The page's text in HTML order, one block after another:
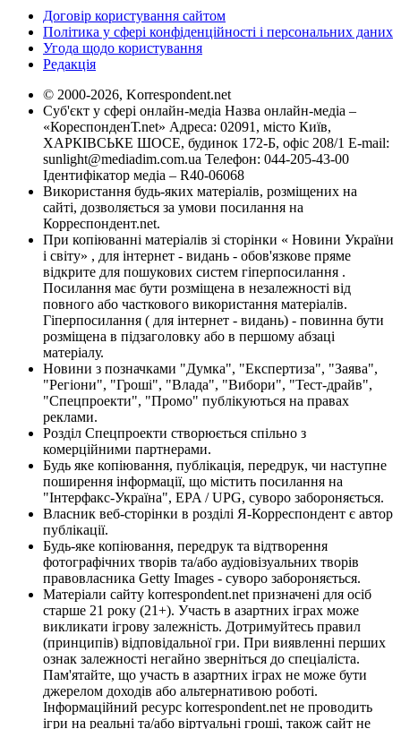
Договір користування сайтом
Політика у сфері конфіденційності і персональних даних
Угода щодо користування
Редакція
© 2000-2026, Korrespondent.net
Суб'єкт у сфері онлайн-медіа Назва онлайн-медіа –
«КореспонденТ.net» Адреса: 02091, місто Київ,
ХАРКІВСЬКЕ ШОСЕ, будинок 172-Б, офіс 208/1 E-mail:
sunlight@mediadim.com.ua Телефон: 044-205-43-00
Ідентифікатор медіа – R40-06068
Використання будь-яких матеріалів, розміщених на
сайті, дозволяється за умови посилання на
Корреспондент.net.
При копіюванні матеріалів зі сторінки « Новини України
і світу» , для інтернет - видань - обов'язкове пряме
відкрите для пошукових систем гіперпосилання .
Посилання має бути розміщена в незалежності від
повного або часткового використання матеріалів.
Гіперпосилання ( для інтернет - видань) - повинна бути
розміщена в підзаголовку або в першому абзаці
матеріалу.
Новини з позначками "Думка", "Експертиза", "Заява",
"Регіони", "Гроші", "Влада", "Вибори", "Тест-драйв",
"Спецпроекти", "Промо" публікуються на правах
реклами.
Розділ Спецпроекти створюється спільно з
комерційними партнерами.
Будь яке копіювання, публікація, передрук, чи наступне
поширення інформації, що містить посилання на
"Інтерфакс-Україна", EPA / UPG, суворо забороняється.
Власник веб-сторінки в розділі Я-Корреспондент є автор
публікації.
Будь-яке копіювання, передрук та відтворення
фотографічних творів та/або аудіовізуальних творів
правовласника Getty Images - суворо забороняється.
Матеріали сайту korrespondent.net призначені для осіб
старше 21 року (21+). Участь в азартних іграх може
викликати ігрову залежність. Дотримуйтесь правил
(принципів) відповідальної гри. При виявленні перших
ознак залежності негайно зверніться до спеціаліста.
Пам'ятайте, що участь в азартних іграх не може бути
джерелом доходів або альтернативою роботі.
Інформаційний ресурс korrespondent.net не проводить
ігри на реальні та/або віртуальні гроші, також сайт не